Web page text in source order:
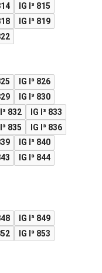
IG I³ 815
IG I³ 819
IG I³ 826
IG I³ 830
I³ 832
IG I³ 833
I³ 835
IG I³ 836
IG I³ 840
IG I³ 844
IG I³ 849
IG I³ 853